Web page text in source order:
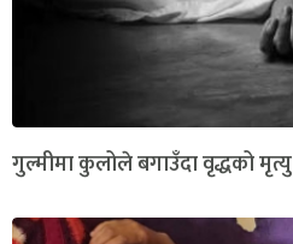
गुल्मीमा कुलोले बगाउँदा वृद्धको मृत्यु